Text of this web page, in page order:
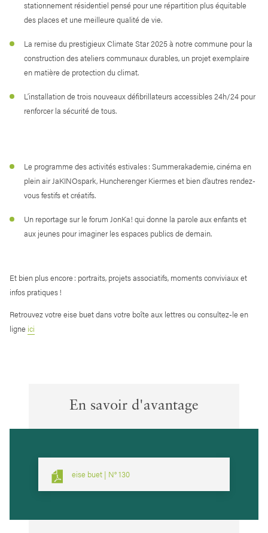
stationnement résidentiel pensé pour une répartition plus équitable
des places et une meilleure qualité de vie.
La remise du prestigieux Climate Star 2025 à notre commune pour la
construction des ateliers communaux durables, un projet exemplaire
en matière de protection du climat.
L’installation de trois nouveaux défibrillateurs accessibles 24h/24 pour
renforcer la sécurité de tous.
Le programme des activités estivales : Summerakademie, cinéma en
plein air JaKINOspark, Huncherenger Kiermes et bien d’autres rendez-
vous festifs et créatifs.
Un reportage sur le forum JonKa! qui donne la parole aux enfants et
aux jeunes pour imaginer les espaces publics de demain.
Et bien plus encore : portraits, projets associatifs, moments conviviaux et
infos pratiques !
Retrouvez votre eise buet dans votre boîte aux lettres ou consultez-le en
ligne ici
En savoir d'avantage
eise buet | N° 130